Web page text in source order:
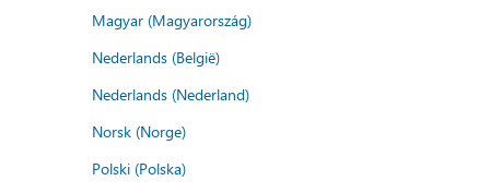
Magyar (Magyarország)
Nederlands (België)
Nederlands (Nederland)
Norsk (Norge)
Polski (Polska)